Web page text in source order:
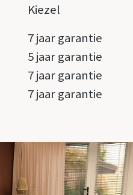
Kiezel
7 jaar garantie
5 jaar garantie
7 jaar garantie
7 jaar garantie